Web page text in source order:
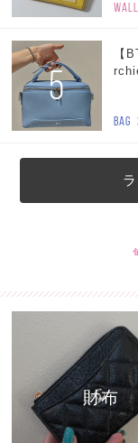
5
【
BAG
財布